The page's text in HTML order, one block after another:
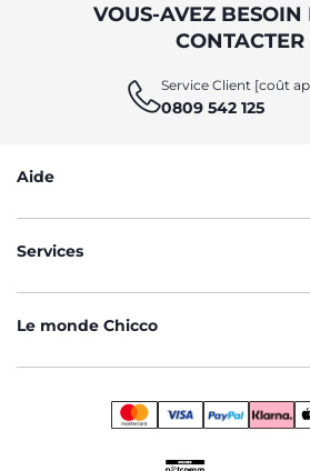
VOUS-AVEZ BESOIN
CONTACTER
Service Client [coût
0809 542 125
Aide
Services
Le monde Chicco